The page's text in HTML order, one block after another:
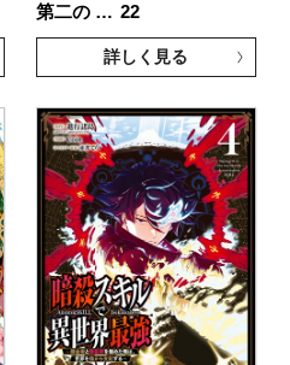
第二の … 22
詳しく見る